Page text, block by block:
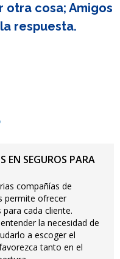
otra cosa; Amigos
respuesta.
EN SEGUROS PARA
compañías de
permite ofrecer
cada cliente.
la necesidad de
a escoger el
tanto en el